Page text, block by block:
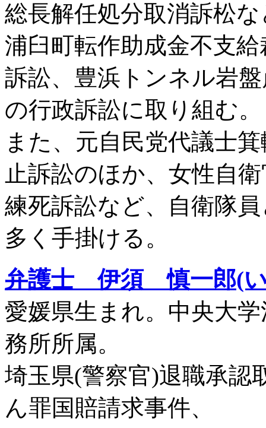
総長解任処分取消訴松
浦臼町転作助成金不支
訴訟、豊浜トンネル岩
の行政訴訟に取り組む。
また、元自民党代議士
止訴訟のほか、女性自
練死訴訟など、自衛隊
多く手掛ける。
弁護士 伊須 慎一郎(
愛媛県生まれ。中央大
務所所属。
埼玉県(警察官)退職承認
ん罪国賠請求事件、